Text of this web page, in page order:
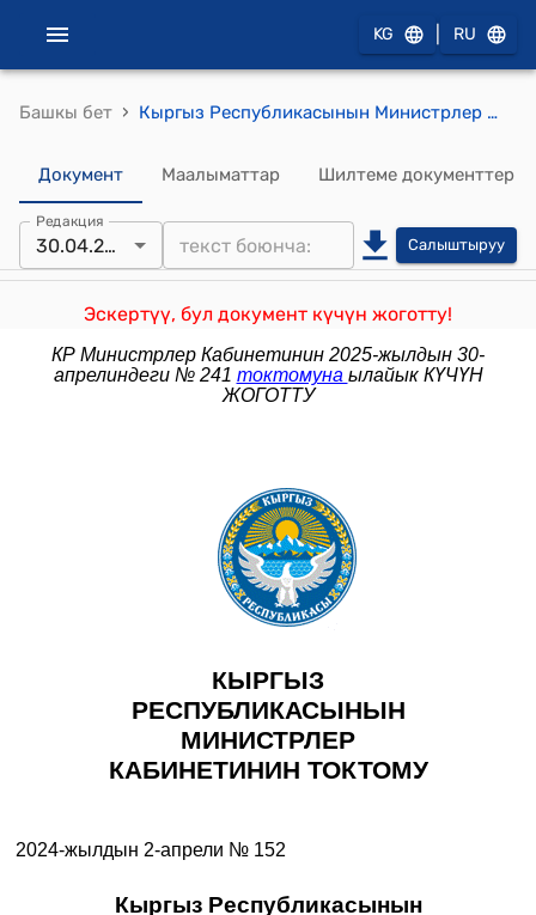
KG RU
Башкы бет › Кыргыз Республикасынын Министрлер Кабинетинин 2024-жылдын 2-апрелиндеги № 152 "Кыргыз Республикасынын Министрлер Кабинетинин 2022-жылдын 18-августундагы № 464 "Чет өлкөлүк жарандарга "Санариптик көчмөн" ("Digital nomad") статусун ыйгаруу боюнча пилоттук долбоорду жүргүзүү жөнүндө" токтомуна өзгөртүү киргизүү тууралуу" токтому
Документ Маалыматтар Шилтеме документтер
Редакция
30.04.2025 Салыштыруу
Эскертүү, бул документ күчүн жоготту!